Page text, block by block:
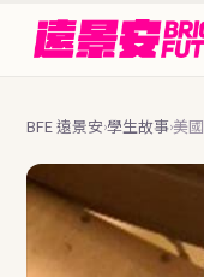
BFE 遠景安›學生故事›美國